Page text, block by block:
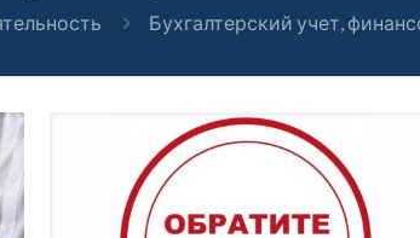
Бухгалтерский учет,